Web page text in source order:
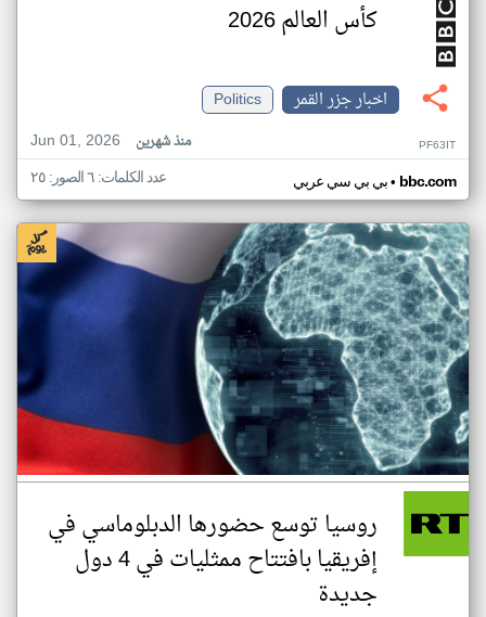
كأس العالم 2026
اخبار جزر القمر
Politics
Jun 01, 2026
منذ شهرين PF63IT
بي بي سي عربي• bbc.com عدد الكلمات: ٦ الصور: ٢٥
روسيا توسع حضورها الدبلوماسي في
إفريقيا بافتتاح ممثليات في 4 دول
جديدة